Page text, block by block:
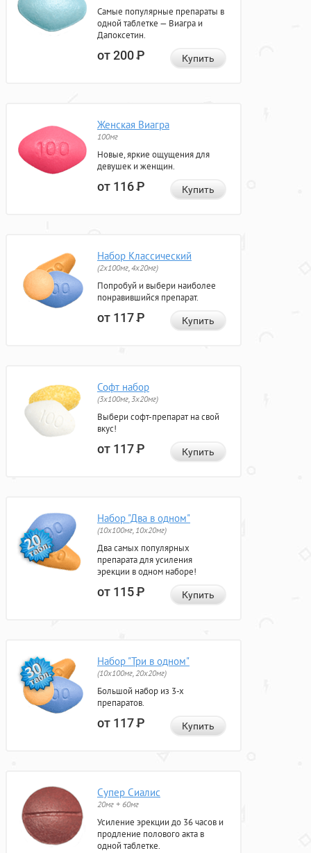
Самые популярные препараты в
одной таблетке — Виагра и
Дапоксетин.
от 200Р Купить
Женская Виагра
100мг
Новые, яркие ощущения для
девушек и женщин.
от 116Р Купить
Набор Классический
(2x100мг, 4x20мг)
Попробуй и выбери наиболее
понравившийся препарат.
от 117Р Купить
Софт набор
(3x100мг, 3x20мг)
Выбери софт-препарат на свой
вкус!
от 117Р Купить
Набор "Два в одном"
(10x100мг, 10x20мг)
Два самых популярных
препарата для усиления
эрекции в одном наборе!
от 115Р Купить
Набор "Три в одном"
(10x100мг, 20x20мг)
Большой набор из 3-х
препаратов.
от 117Р Купить
Супер Сиалис
20мг + 60мг
Усиление эрекции до 36 часов и
продление полового акта в
одной таблетке.